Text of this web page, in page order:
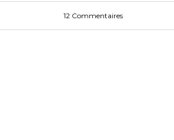
12 Commentaires